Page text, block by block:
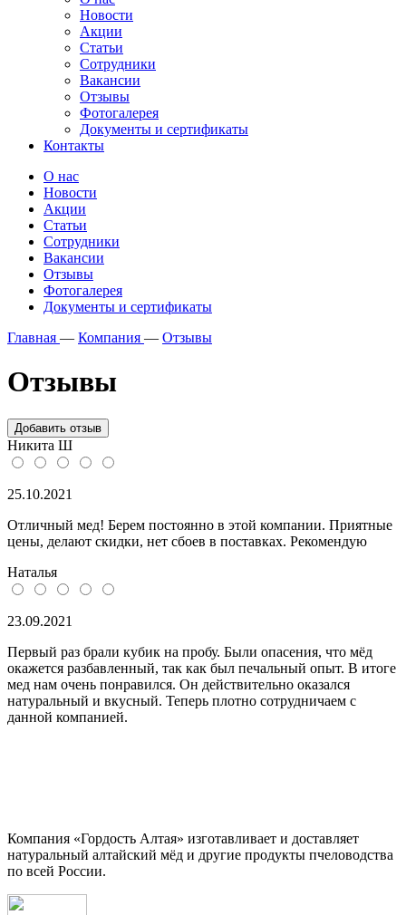
Новости
Акции
Статьи
Сотрудники
Вакансии
Отзывы
Фотогалерея
Документы и сертификаты
Контакты
О нас
Новости
Акции
Статьи
Сотрудники
Вакансии
Отзывы
Фотогалерея
Документы и сертификаты
Главная — Компания — Отзывы
Отзывы
Добавить отзыв
Никита Ш
25.10.2021
Отличный мед! Берем постоянно в этой компании. Приятные
цены, делают скидки, нет сбоев в поставках. Рекомендую
Наталья
23.09.2021
Первый раз брали кубик на пробу. Были опасения, что мёд
окажется разбавленный, так как был печальный опыт. В итоге
мед нам очень понравился. Он действительно оказался
натуральный и вкусный. Теперь плотно сотрудничаем с
данной компанией.
Компания «Гордость Алтая» изготавливает и доставляет
натуральный алтайский мёд и другие продукты пчеловодства
по всей России.